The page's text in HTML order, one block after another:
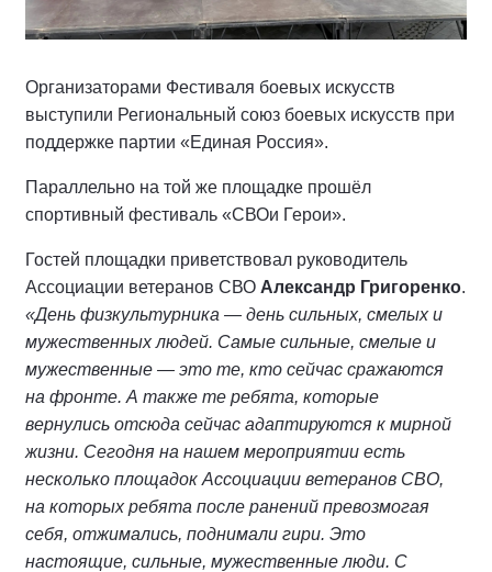
Организаторами Фестиваля боевых искусств
выступили Региональный союз боевых искусств при
поддержке партии «Единая Россия».
Параллельно на той же площадке прошёл
спортивный фестиваль «СВОи Герои».
Гостей площадки приветствовал руководитель
Ассоциации ветеранов СВО Александр Григоренко.
«День физкультурника — день сильных, смелых и
мужественных людей. Самые сильные, смелые и
мужественные — это те, кто сейчас сражаются
на фронте. А также те ребята, которые
вернулись отсюда сейчас адаптируются к мирной
жизни. Сегодня на нашем мероприятии есть
несколько площадок Ассоциации ветеранов СВО,
на которых ребята после ранений превозмогая
себя, отжимались, поднимали гири. Это
настоящие, сильные, мужественные люди. С